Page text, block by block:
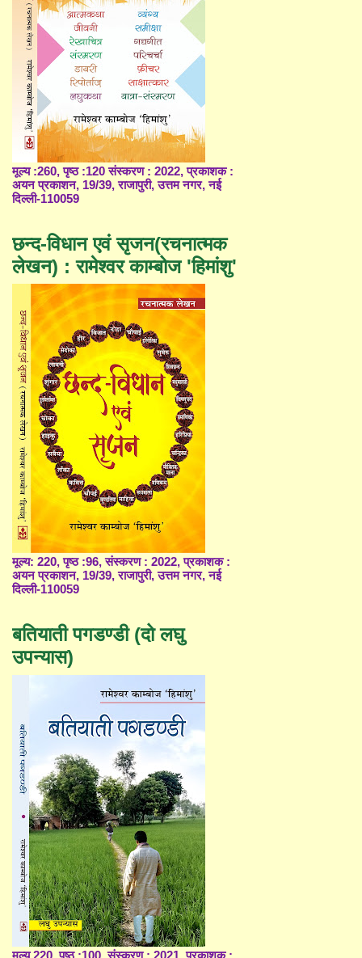
मूल्य :260, पृष्ठ :120 संस्करण : 2022, प्रकाशक :
अयन प्रकाशन, 19/39, राजापुरी, उत्तम नगर, नई
दिल्ली-110059
छन्द-विधान एवं सृजन(रचनात्मक
लेखन) : रामेश्वर काम्बोज 'हिमांशु'
मूल्य: 220, पृष्ठ :96, संस्करण : 2022, प्रकाशक :
अयन प्रकाशन, 19/39, राजापुरी, उत्तम नगर, नई
दिल्ली-110059
बतियाती पगडण्डी (दो लघु
उपन्यास)